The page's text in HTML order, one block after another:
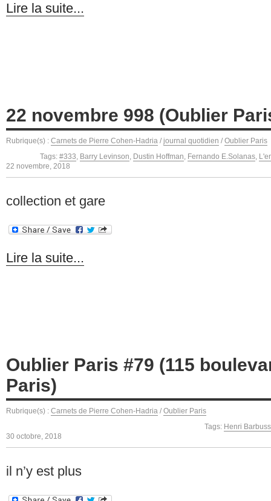
Lire la suite...
22 novembre 998 (Oublier
Rubrique(s) : Carnets de Pierre Cohen-Hadria / journal quotidien / Oublier Paris
Tags: #333 Barry Levinson Dustin Hoffman Fernando E.Solanas
22 novembre, 2018
collection et gare
Lire la suite...
Oublier Paris #79 (115
Paris)
Rubrique(s) : Carnets de Pierre Cohen-Hadria / Oublier Paris
Tags: Henri
30 octobre, 2018
il n’y est plus